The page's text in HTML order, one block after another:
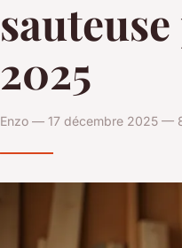
2025
Enzo — 17 décembre 2025 —